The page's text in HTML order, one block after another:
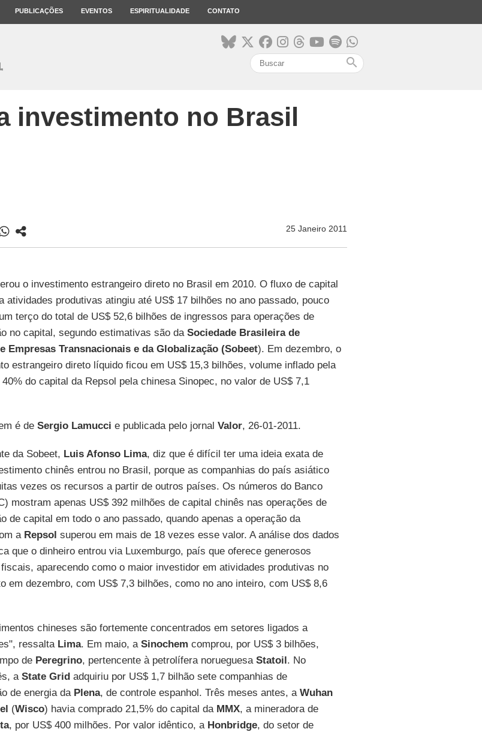
PUBLICAÇÕES EVENTOS ESPIRITUALIDADE CONTATO
search
investimento no Brasil
25 Janeiro 2011
o investimento estrangeiro direto no Brasil em 2010. O fluxo de capital
atividades produtivas atingiu até US$ 17 bilhões no ano passado, pouco
terço do total de US$ 52,6 bilhões de ingressos para operações de
no capital, segundo estimativas são da Sociedade Brasileira de
Empresas Transnacionais e da Globalização (Sobeet). Em dezembro, o
estrangeiro direto líquido ficou em US$ 15,3 bilhões, volume inflado pela
do capital da Repsol pela chinesa Sinopec, no valor de US$ 7,1
é de Sergio Lamucci e publicada pelo jornal Valor, 26-01-2011.
da Sobeet, Luis Afonso Lima, diz que é difícil ter uma ideia exata de
chinês entrou no Brasil, porque as companhias do país asiático
vezes os recursos a partir de outros países. Os números do Banco
mostram apenas US$ 392 milhões de capital chinês nas operações de
de capital em todo o ano passado, quando apenas a operação da
a Repsol superou em mais de 18 vezes esse valor. A análise dos dados
que o dinheiro entrou via Luxemburgo, país que oferece generosos
aparecendo como o maior investidor em atividades produtivas no
em dezembro, com US$ 7,3 bilhões, como no ano inteiro, com US$ 8,6
chineses são fortemente concentrados em setores ligados a
ressalta Lima. Em maio, a Sinochem comprou, por US$ 3 bilhões,
de Peregrino, pertencente à petrolífera norueguesa Statoil. No
a State Gridadquiriu por US$ 1,7 bilhão sete companhias de
de energia da Plena, de controle espanhol. Três meses antes, a Wuhan
(Wisco) havia comprado 21,5% do capital da MMX, a mineradora de
, por US$ 400 milhões. Por valor idêntico, a Honbridge, do setor de